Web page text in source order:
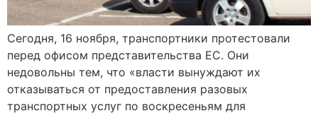
Сегодня, 16 ноября, транспортники протестовали
перед офисом представительства ЕС. Они
недовольны тем, что «власти вынуждают их
отказываться от предоставления разовых
транспортных услуг по воскресеньям для